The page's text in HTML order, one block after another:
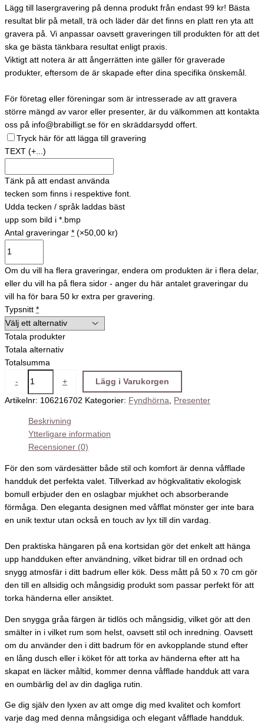
Lägg till lasergravering på denna produkt från endast 99 kr! Bästa
resultat blir på metall, trä och läder där det finns en platt ren yta att
gravera på. Vi anpassar oavsett graveringen till produkten för att det
ska ge bästa tänkbara resultat enligt praxis.
Viktigt att notera är att ångerrätten inte gäller för graverade
produkter, eftersom de är skapade efter dina specifika önskemål.
För företag eller föreningar som är intresserade av att gravera
större mängd av varor eller presenter, är du välkommen att kontakta
oss på info@brabilligt.se för en skräddarsydd offert.
Tryck här för att lägga till gravering
TEXT (+...)
Tänk på att endast använda
tecken som finns i respektive font.
Udda tecken / språk laddas bäst
upp som bild i *.bmp
Antal graveringar * (×50,00 kr)
Om du vill ha flera graveringar, endera om produkten är i flera delar,
eller du vill ha på flera sidor - anger du här antalet graveringar du
vill ha för bara 50 kr extra per gravering.
Typsnitt *
Totala produkter
Totala alternativ
Totalsumma
- + Lägg i Varukorgen
Artikelnr: 106216702 Kategorier: Fyndhörna Presenter
Beskrivning
Ytterligare information
Recensioner (0)
För den som värdesätter både stil och komfort är denna våfflade
handduk det perfekta valet. Tillverkad av högkvalitativ ekologisk
bomull erbjuder den en oslagbar mjukhet och absorberande
förmåga. Den eleganta designen med våfflat mönster ger inte bara
en unik textur utan också en touch av lyx till din vardag.
Den praktiska hängaren på ena kortsidan gör det enkelt att hänga
upp handduken efter användning, vilket bidrar till en ordnad och
snygg atmosfär i ditt badrum eller kök. Dess mått på 50 x 70 cm gör
den till en allsidig och mångsidig produkt som passar perfekt för att
torka händerna eller ansiktet.
Den snygga gråa färgen är tidlös och mångsidig, vilket gör att den
smälter in i vilket rum som helst, oavsett stil och inredning. Oavsett
om du använder den i ditt badrum för en avkopplande stund efter
en lång dusch eller i köket för att torka av händerna efter att ha
skapat en läcker måltid, kommer denna våfflade handduk att vara
en oumbärlig del av din dagliga rutin.
Ge dig själv den lyxen av att omge dig med kvalitet och komfort
varje dag med denna mångsidiga och elegant våfflade handduk.